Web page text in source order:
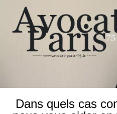
Dans quels cas